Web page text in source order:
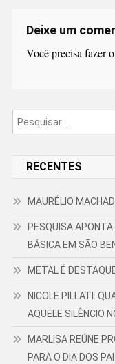
Deixe um
Você precisa fazer o
RECENTES
MAURÉLIO
PESQUISA
BÁSICA EM SÃO
METAL É
NICOLE PILLATI:
AQUELE SILÊNCIO
MARLISA REÚNE
PARA O DIA DOS